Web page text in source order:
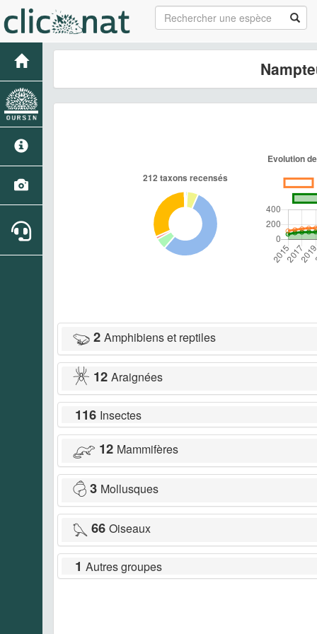
2 Amphibiens et reptiles
12 Araignées
116 Insectes
12 Mammifères
3 Mollusques
66 Oiseaux
1 Autres groupes